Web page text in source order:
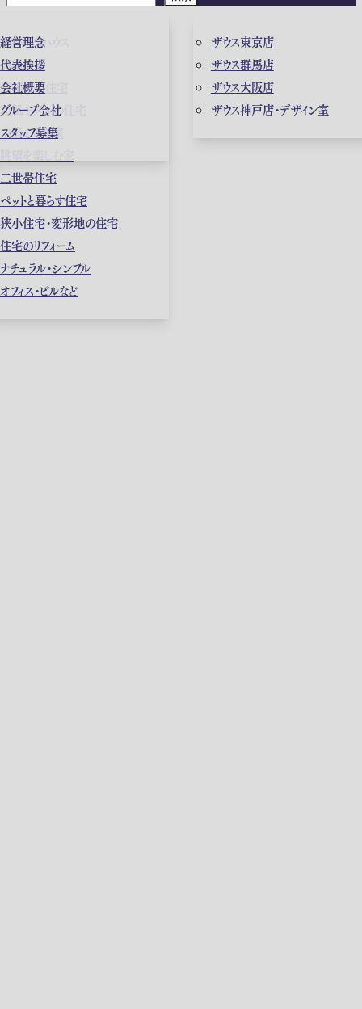
ガレージハウス
高級住宅
店舗併用住宅
和風モダンの住宅
中庭のある家
二世帯住宅
ペットと暮らす住宅
狭小住宅・変形地の住宅
住宅のリフォーム
ナチュラル・シンプル
オフィス・ビルなど
経営理念
代表挨拶
会社概要
グループ会社
スタッフ募集
ザウス東京店
ザウス群馬店
ザウス大阪店
ザウス神戸店・デザイン室